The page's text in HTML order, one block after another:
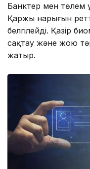
Банктер мен төлем
Қаржы нарығын
белгілейді. Қазір
сақтау және жою
жатыр.